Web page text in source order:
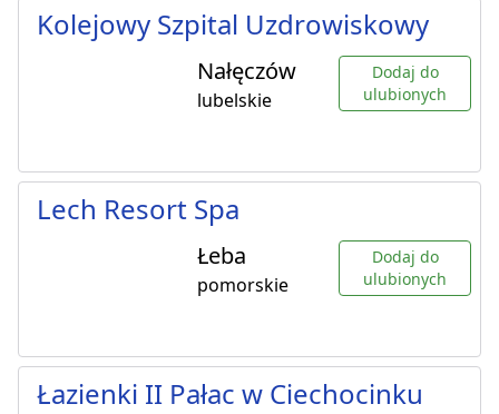
Kolejowy Szpital Uzdrowiskowy
Nałęczów
lubelskie
Dodaj do
ulubionych
Lech Resort Spa
Łeba
pomorskie
Dodaj do
ulubionych
Łazienki II Pałac w Ciechocinku